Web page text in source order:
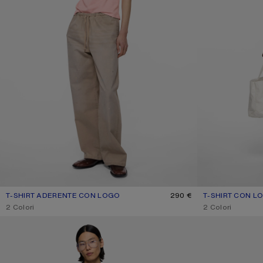
T-SHIRT ADERENTE CON LOGO
COLORE ATTUALE: ROSA SBIADITO
PREZZO: 290 €.
290 €
,2 Colori
T-SHIRT CON
COLORE
PREZZO: 280 €.
,2 Colori
T-SHIRT CON